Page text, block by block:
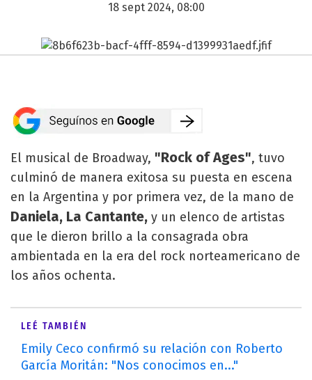
18 sept 2024, 08:00
El musical de Broadway, "Rock of Ages", tuvo
culminó de manera exitosa su puesta en escena
en la Argentina y por primera vez, de la mano de
Daniela, La Cantante, y un elenco de artistas
que le dieron brillo a la consagrada obra
ambientada en la era del rock norteamericano de
los años ochenta.
LEÉ TAMBIÉN
Emily Ceco confirmó su relación con Roberto
García Moritán: "Nos conocimos en..."